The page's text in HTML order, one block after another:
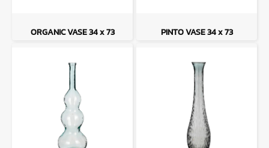
ORGANIC VASE 34 x 73 PINTO VASE 34 x 73